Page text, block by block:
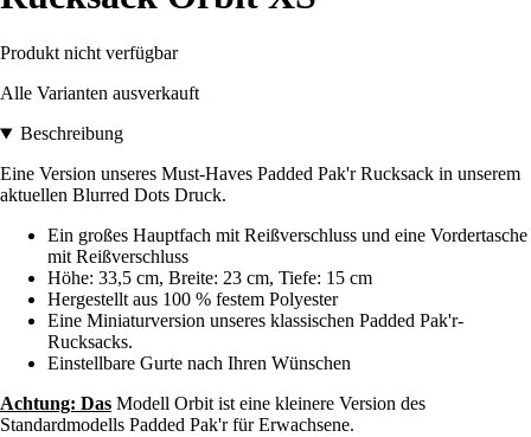
Produkt nicht verfügbar
Alle Varianten ausverkauft
Beschreibung
Eine Version unseres Must-Haves Padded Pak'r Rucksack in unserem
aktuellen Blurred Dots Druck.
Ein großes Hauptfach mit Reißverschluss und eine Vordertasche
mit Reißverschluss
Höhe: 33,5 cm, Breite: 23 cm, Tiefe: 15 cm
Hergestellt aus 100 % festem Polyester
Eine Miniaturversion unseres klassischen Padded Pak'r-
Rucksacks.
Einstellbare Gurte nach Ihren Wünschen
Achtung: Das Modell Orbit ist eine kleinere Version des
Standardmodells Padded Pak'r für Erwachsene.